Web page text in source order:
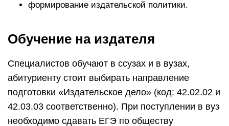
формирование издательской политики.
Обучение на издателя
Специалистов обучают в ссузах и в вузах,
абитуриенту стоит выбирать направление
подготовки «Издательское дело» (код: 42.02.02 и
42.03.03 соответственно). При поступлении в вуз
необходимо сдавать ЕГЭ по обществу